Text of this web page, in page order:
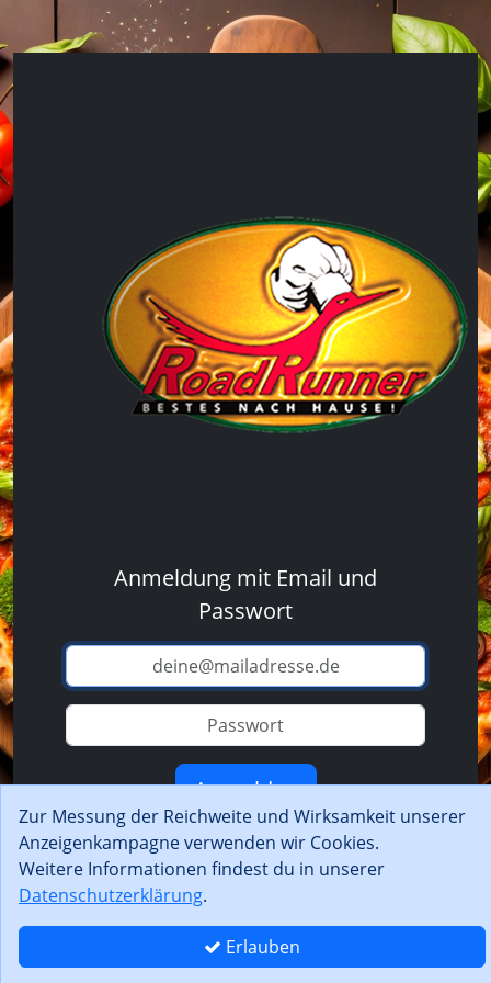
Anmeldung mit Email und
Passwort
Anmelden
Passwort zurücksetzen
Zur Messung der Reichweite und Wirksamkeit unserer
Anzeigenkampagne verwenden wir Cookies.
Weitere Informationen findest du in unserer
Datenschutzerklärung.
Erlauben